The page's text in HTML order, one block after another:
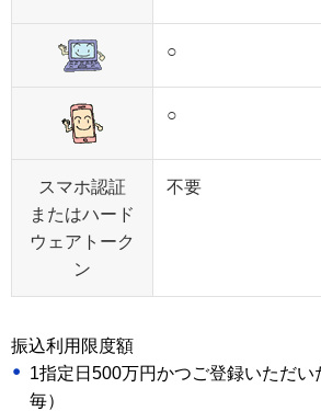
○
○
スマホ認証
またはハード
ウェアトーク
ン
不要
振込利用限度額
1指定日500万円かつご登録いただい
毎）